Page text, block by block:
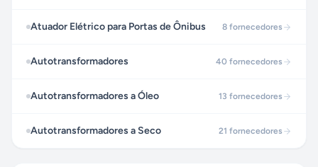
Atuador Elétrico para Portas de Ônibus 8 fornecedores
Autotransformadores 40 fornecedores
Autotransformadores a Óleo 13 fornecedores
Autotransformadores a Seco 21 fornecedores